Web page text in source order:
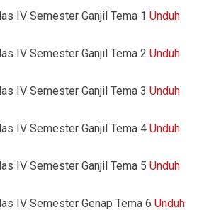
IV Semester Ganjil Tema 1Unduh
IV Semester Ganjil Tema 2Unduh
IV Semester Ganjil Tema 3Unduh
IV Semester Ganjil Tema 4Unduh
IV Semester Ganjil Tema 5Unduh
IV Semester Genap Tema 6Unduh